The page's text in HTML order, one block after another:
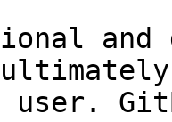
and
user.